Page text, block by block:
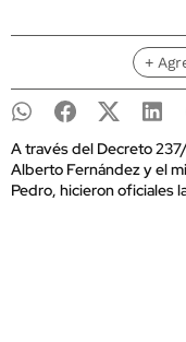
+
A través del Decreto
Alberto Fernández y el
Pedro, hicieron oficiales